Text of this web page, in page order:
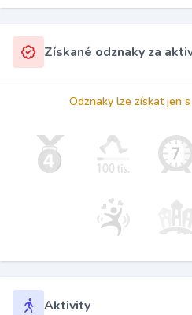
Získané odznaky za
Odznaky lze získat jen
Aktivity